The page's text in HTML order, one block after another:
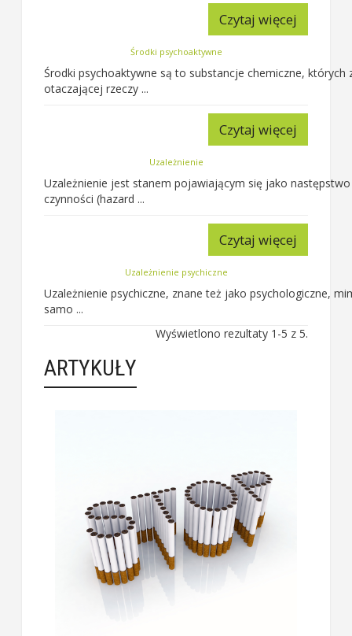
Czytaj więcej
Środki psychoaktywne
Środki psychoaktywne są to substancje chemiczne,
otaczającej rzeczy ...
Czytaj więcej
Uzależnienie
Uzależnienie jest stanem pojawiającym się jako
czynności (hazard ...
Czytaj więcej
Uzależnienie psychiczne
Uzależnienie psychiczne, znane też jako psychologiczne,
samo ...
Wyświetlono rezultaty 1-5 z 5.
ARTYKUŁY